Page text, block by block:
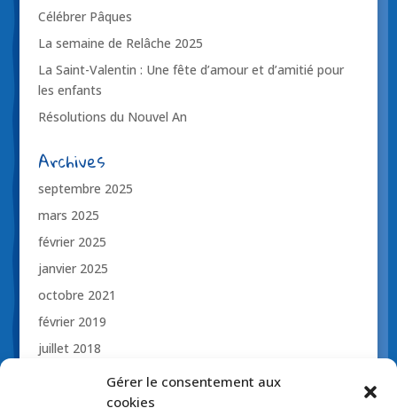
Gérer le consentement aux
cookies
Célébrer Pâques
La semaine de Relâche 2025
La Saint-Valentin : Une fête d’amour et d’amitié pour
les enfants
Résolutions du Nouvel An
Archives
septembre 2025
mars 2025
février 2025
janvier 2025
octobre 2021
février 2019
juillet 2018
novembre 2017
octobre 2017